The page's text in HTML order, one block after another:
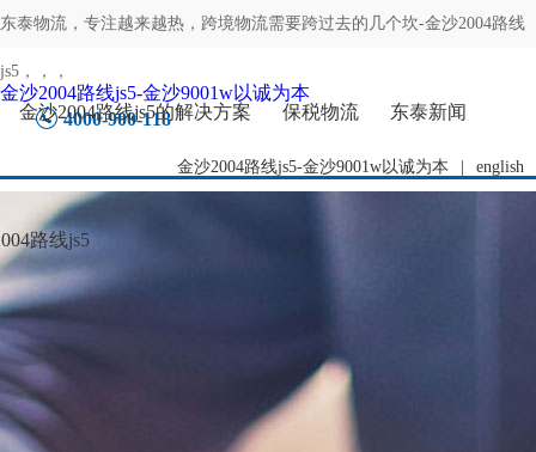
东泰物流，专注越来越热，跨境物流需要跨过去的几个坎-金沙2004路线
js5 ，，，
4000-900-118
金沙2004路线js5-金沙9001w以诚为本 english
金沙2004路线js5-金沙9001w以诚为本
金沙2004路线js5的解决方案
保税物流 东泰新闻
路线js5